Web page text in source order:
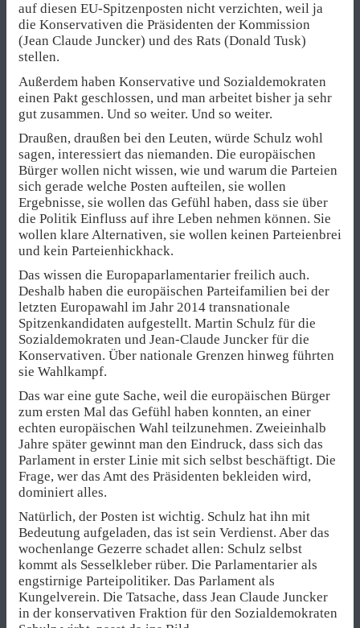
auf diesen EU-Spitzenposten nicht verzichten, weil ja
die Konservativen die Präsidenten der Kommission
(Jean Claude Juncker) und des Rats (Donald Tusk)
stellen.
Außerdem haben Konservative und Sozialdemokraten
einen Pakt geschlossen, und man arbeitet bisher ja sehr
gut zusammen. Und so weiter. Und so weiter.
Draußen, draußen bei den Leuten, würde Schulz wohl
sagen, interessiert das niemanden. Die europäischen
Bürger wollen nicht wissen, wie und warum die Parteien
sich gerade welche Posten aufteilen, sie wollen
Ergebnisse, sie wollen das Gefühl haben, dass sie über
die Politik Einfluss auf ihre Leben nehmen können. Sie
wollen klare Alternativen, sie wollen keinen Parteienbrei
und kein Parteienhickhack.
Das wissen die Europaparlamentarier freilich auch.
Deshalb haben die europäischen Parteifamilien bei der
letzten Europawahl im Jahr 2014 transnationale
Spitzenkandidaten aufgestellt. Martin Schulz für die
Sozialdemokraten und Jean-Claude Juncker für die
Konservativen. Über nationale Grenzen hinweg führten
sie Wahlkampf.
Das war eine gute Sache, weil die europäischen Bürger
zum ersten Mal das Gefühl haben konnten, an einer
echten europäischen Wahl teilzunehmen. Zweieinhalb
Jahre später gewinnt man den Eindruck, dass sich das
Parlament in erster Linie mit sich selbst beschäftigt. Die
Frage, wer das Amt des Präsidenten bekleiden wird,
dominiert alles.
Natürlich, der Posten ist wichtig. Schulz hat ihn mit
Bedeutung aufgeladen, das ist sein Verdienst. Aber das
wochenlange Gezerre schadet allen: Schulz selbst
kommt als Sesselkleber rüber. Die Parlamentarier als
engstirnige Parteipolitiker. Das Parlament als
Kungelverein. Die Tatsache, dass Jean Claude Juncker
in der konservativen Fraktion für den Sozialdemokraten